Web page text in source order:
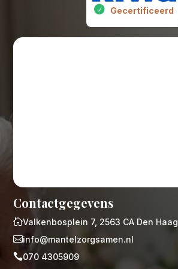
Gecertificeerd
Contactgegevens
Valkenbosplein 7, 2563 CA Den Haag
info@mantelzorgsamen.nl
070 4305909